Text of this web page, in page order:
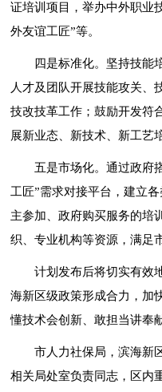
证培训项目，举办中外职业
外友谊工匠”等。
四是标准化。坚持技能
人才及团队开展技能攻关、
技改技革工作；鼓励开发符
展新业态、新技术、新工艺
五是市场化。通过政府
工匠”需求对接平台，建立
主参加、政府购买服务的培
织、专业机构等资源，满足
计划发布后将切实有效
海新区级政策形成合力，加
懂技术会创新、敢担当讲奉
市人力社保局，滨海新
相关局处室负责同志，区内